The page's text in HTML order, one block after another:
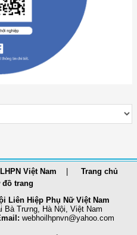
Việt Nam
Trang chủ
đồ trang
Liên Hiệp Phụ Nữ Việt Nam
Bà Trưng, Hà Nội, Việt Nam
webhoilhpnvn@yahoo.com